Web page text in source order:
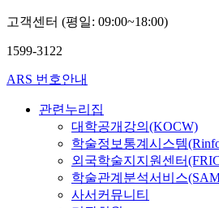
고객센터 (평일: 09:00~18:00)
1599-3122
ARS 번호안내
관련누리집
대학공개강의(KOCW)
학술정보통계시스템
외국학술지지원센터
학술관계분석서비스
사서커뮤니티